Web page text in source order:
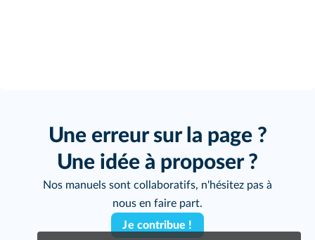
Une erreur sur la page ?
Une idée à proposer ?
Nos manuels sont collaboratifs, n'hésitez pas à
nous en faire part.
Je contribue !